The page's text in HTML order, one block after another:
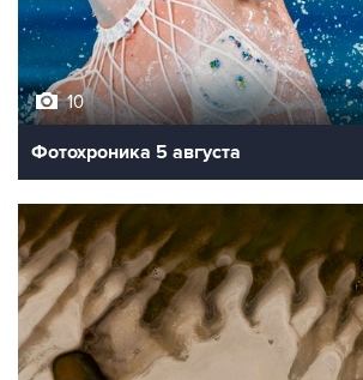
10
Фотохроника 5 августа